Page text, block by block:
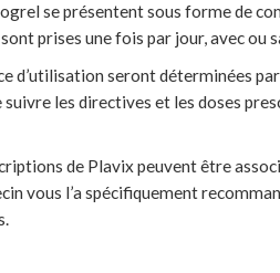
se présentent sous forme de
prises une fois par jour, avec ou
d’utilisation seront déterminées
les directives et les doses
de Plavix peuvent être
vous l’a spécifiquement